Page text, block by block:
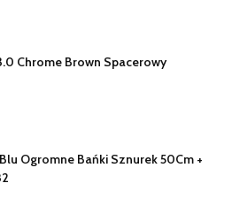
Chrome Brown Spacerowy
Ogromne Bańki Sznurek 50Cm +